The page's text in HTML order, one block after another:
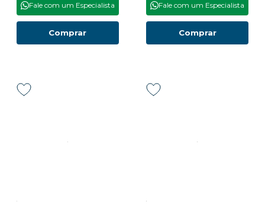
Comprar
Fale com um Especialista
Comprar
Fale com um Especialista